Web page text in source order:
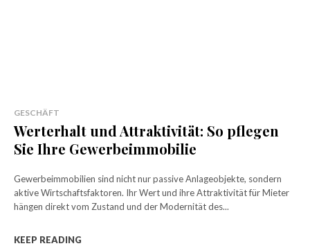
GESCHÄFT
Werterhalt und Attraktivität: So pflegen
Sie Ihre Gewerbeimmobilie
Gewerbeimmobilien sind nicht nur passive Anlageobjekte, sondern
aktive Wirtschaftsfaktoren. Ihr Wert und ihre Attraktivität für Mieter
hängen direkt vom Zustand und der Modernität des...
KEEP READING